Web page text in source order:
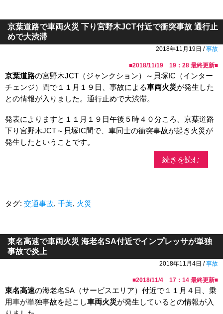
京葉道路で車両火災 下り宮野木JCT付近で衝突事故 通行止
めで大渋滞
2018年11月19日 /事故
■2018/11/19 19：28 最終更新■
京葉道路の宮野木JCT（ジャンクション）～貝塚IC（インター
チェンジ）間で１１月１９日、事故による車両火災が発生した
との情報が入りました。通行止めで大渋滞。
発表によりますと１１月１９日午後５時４０分ころ、京葉道路
下り宮野木JCT～貝塚IC間で、車同士の衝突事故が起き火災が
発生したということです。
続きを読む
タグ: 交通事故, 千葉, 火災
東名高速で車両火災 海老名SA付近でインプレッサが単独
事故で炎上
2018年11月4日 /事故
■2018/11/4 17：14 最終更新■
東名高速の海老名SA（サービスエリア）付近で１１月４日、乗
用車が単独事故を起こし車両火災が発生しているとの情報が入